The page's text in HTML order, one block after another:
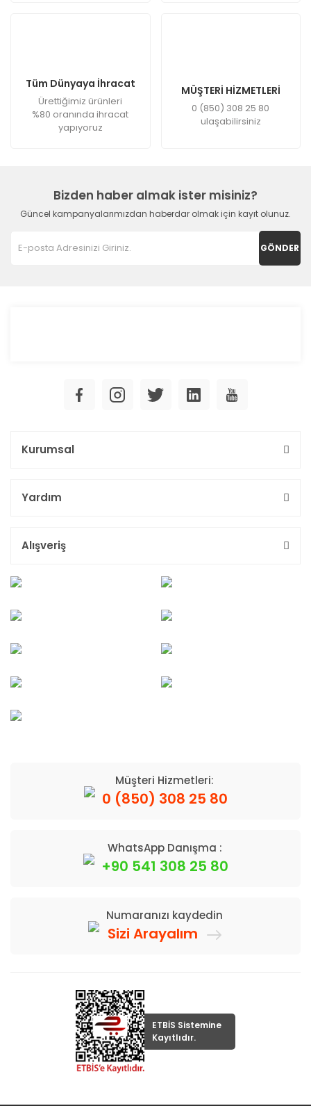
Tüm Dünyaya İhracat
Ürettiğimiz ürünleri
%80 oranında ihracat
yapıyoruz
MÜŞTERİ HİZMETLERİ
0 (850) 308 25 80
ulaşabilirsiniz
Bizden haber almak ister misiniz?
Güncel kampanyalarımızdan haberdar olmak için kayıt olunuz.
GÖNDER
Kurumsal
Yardım
Alışveriş
Müşteri Hizmetleri:
0 (850) 308 25 80
WhatsApp Danışma :
+90 541 308 25 80
Numaranızı kaydedin
Sizi Arayalım
ETBİS Sistemine
Kayıtlıdır.